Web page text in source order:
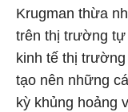
Krugman thừa
trên thị trường tự
kinh tế thị
tạo nên những
kỳ khủng hoảng